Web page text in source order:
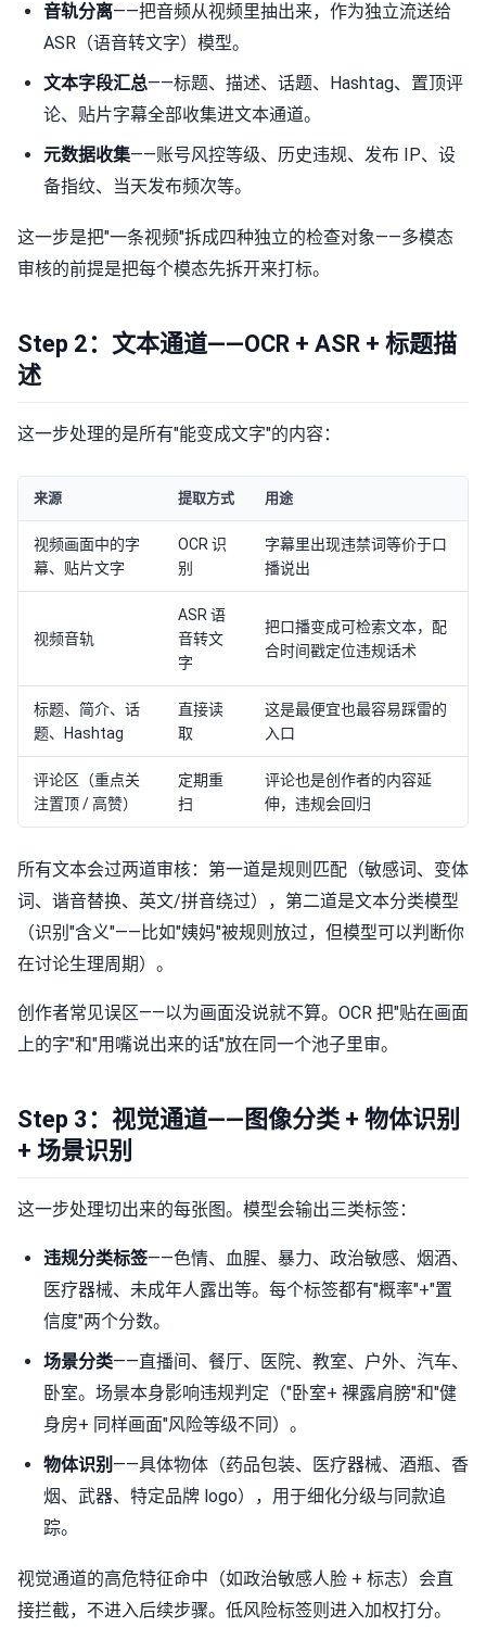
音轨分离——把音频从视频里抽出来，作为独立流送给
ASR（语音转文字）模型。
文本字段汇总——标题、描述、话题、Hashtag、置顶评
论、贴片字幕全部收集进文本通道。
元数据收集——账号风控等级、历史违规、发布 IP、设
备指纹、当天发布频次等。
这一步是把"一条视频"拆成四种独立的检查对象——多模态
审核的前提是把每个模态先拆开来打标。
Step 2：文本通道——OCR + ASR + 标题描
述
这一步处理的是所有"能变成文字"的内容：
来源 提取方式 用途
视频画面中的字
幕、贴片文字
OCR 识
别
字幕里出现违禁词等价于口
播说出
视频音轨
ASR 语
音转文
字
把口播变成可检索文本，配
合时间戳定位违规话术
标题、简介、话
题、Hashtag
直接读
取
这是最便宜也最容易踩雷的
入口
评论区（重点关
注置顶 / 高赞）
定期重
扫
评论也是创作者的内容延
伸，违规会回归
所有文本会过两道审核：第一道是规则匹配（敏感词、变体
词、谐音替换、英文/拼音绕过），第二道是文本分类模型
（识别"含义"——比如"姨妈"被规则放过，但模型可以判断你
在讨论生理周期）。
创作者常见误区——以为画面没说就不算。OCR 把"贴在画面
上的字"和"用嘴说出来的话"放在同一个池子里审。
Step 3：视觉通道——图像分类 + 物体识别
+ 场景识别
这一步处理切出来的每张图。模型会输出三类标签：
违规分类标签——色情、血腥、暴力、政治敏感、烟酒、
医疗器械、未成年人露出等。每个标签都有"概率"+"置
信度"两个分数。
场景分类——直播间、餐厅、医院、教室、户外、汽车、
卧室。场景本身影响违规判定（"卧室+ 裸露肩膀"和"健
身房+ 同样画面"风险等级不同）。
物体识别 ——具体物体（药品包装、医疗器械、酒瓶、香
烟、武器、特定品牌 logo），用于细化分级与同款追
踪。
视觉通道的高危特征命中（如政治敏感人脸 + 标志）会直
接拦截，不进入后续步骤。低风险标签则进入加权打分。